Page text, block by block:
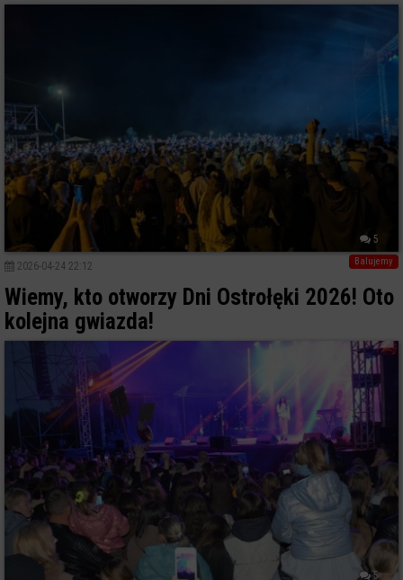
5
Balujemy
2026-04-24 22:12
Wiemy, kto otworzy Dni Ostrołęki 2026! Oto
kolejna gwiazda!
5